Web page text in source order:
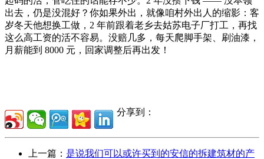
出去，仍是没混好？你如果外出，就像咱村外出人的缩影：客
岁冬天他想换工做，2 年前跟着老乡去姑苏电子厂打工，再找
这么高工资的活不容易。没赔几多，每天爬脚手架、刷油漆，
月薪能到 8000 元，回家调整后再出发！
分享到：
上一篇： 是说我们可以或许买到的安信的拆建筑材的产